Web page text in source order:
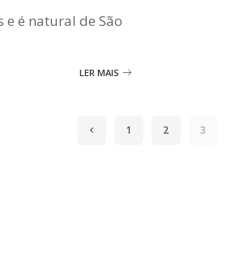
e é natural de São
LER MAIS
1 2 3